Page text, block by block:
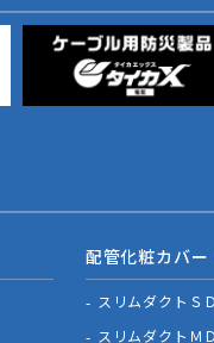
配管化粧カバー
スリムダクトＳＤ
スリムダクトＭＤ